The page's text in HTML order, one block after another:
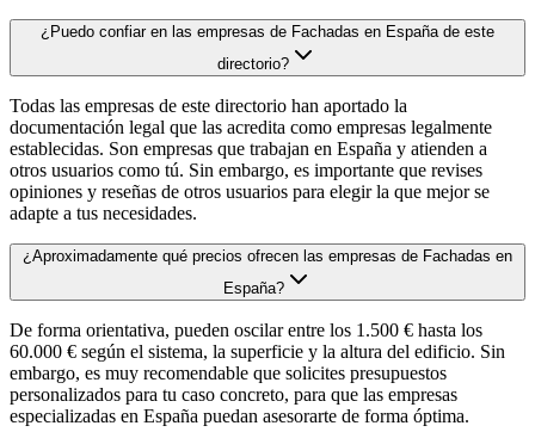
¿Puedo confiar en las empresas de Fachadas en España de este
directorio?
Todas las empresas de este directorio han aportado la
documentación legal que las acredita como empresas legalmente
establecidas. Son empresas que trabajan en España y atienden a
otros usuarios como tú. Sin embargo, es importante que revises
opiniones y reseñas de otros usuarios para elegir la que mejor se
adapte a tus necesidades.
¿Aproximadamente qué precios ofrecen las empresas de Fachadas en
España?
De forma orientativa, pueden oscilar entre los 1.500 € hasta los
60.000 € según el sistema, la superficie y la altura del edificio. Sin
embargo, es muy recomendable que solicites presupuestos
personalizados para tu caso concreto, para que las empresas
especializadas en España puedan asesorarte de forma óptima.